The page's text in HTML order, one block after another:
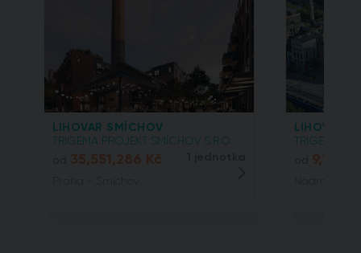
LIHOVAR SMÍCHOV
TRIGEMA PROJEKT SMÍCHOV S.R.O.
35,551,286 Kč
LIHOVAR
TRIGEMA